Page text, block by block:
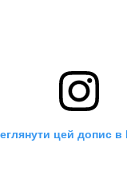
цей допис в